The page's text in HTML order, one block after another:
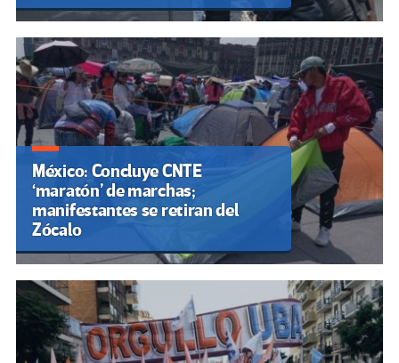
México: Concluye CNTE
‘maratón’ de marchas;
manifestantes se retiran del
Zócalo